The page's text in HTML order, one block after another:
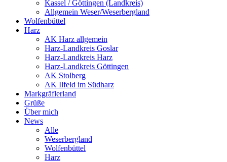
Kassel / Göttingen (Landkreis)
Allgemein Weser/Weserbergland
Wolfenbüttel
Harz
AK Harz allgemein
Harz-Landkreis Goslar
Harz-Landkreis Harz
Harz-Landkreis Göttingen
AK Stolberg
AK Ilfeld im Südharz
Markgräflerland
Grüße
Über mich
News
Alle
Weserbergland
Wolfenbüttel
Harz